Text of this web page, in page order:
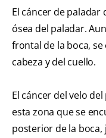
El cáncer de
ósea del paladar.
frontal de la boca,
cabeza y del cuello.
El cáncer del velo
esta zona que se
posterior de la boca,